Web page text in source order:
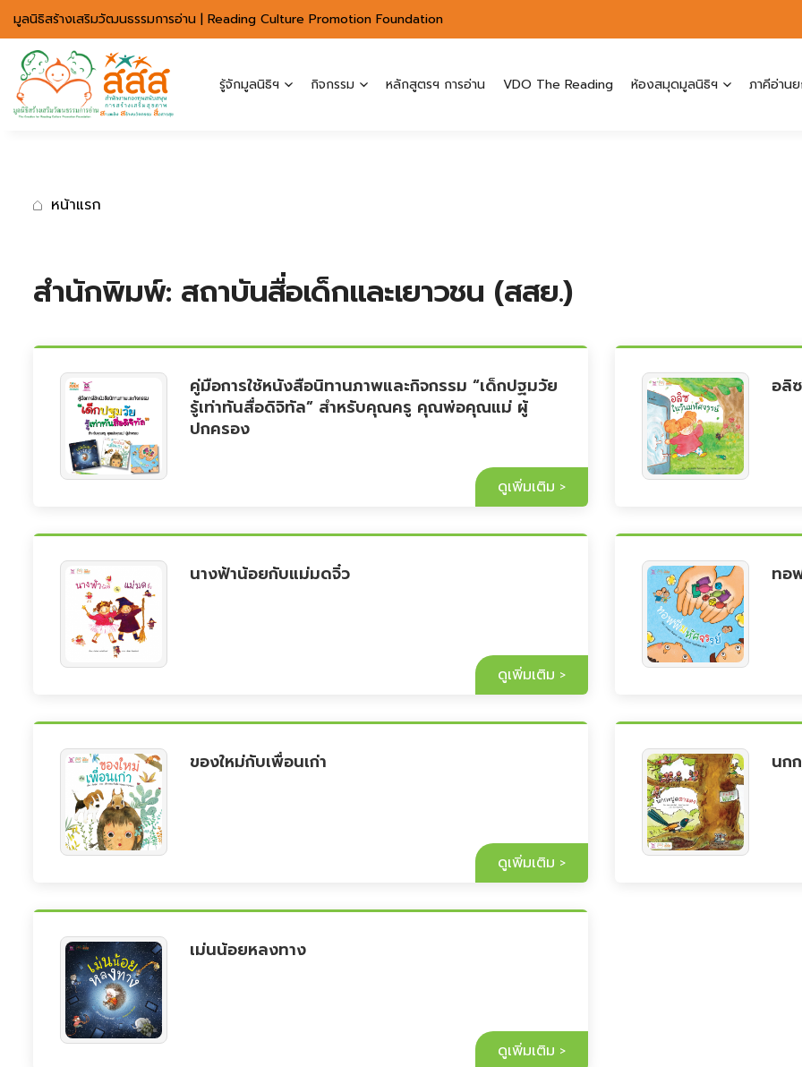
มาตรฐานการเข้าถึงเว็บ WCAG 2.2 AA
มูลนิธิสร้างเสริมวัฒนธรรมการอ่าน | Reading Culture Promotion Foundation
รู้จักมูลนิธิฯ กิจกรรม หลักสูตรฯ การอ่าน VDO The Reading ห้องสมุดมูลนิธิฯ ภาคีอ่าน
หน้าแรก
สำนักพิมพ์: สถาบันสื่อเด็กและเยาวชน (สสย.)
คู่มือการใช้หนังสือนิทานภาพและกิจกรรม “เด็กปฐมวัย
รู้เท่าทันสื่อดิจิทัล” สำหรับคุณครู คุณพ่อคุณแม่ ผู้
ปกครอง
ดูเพิ่มเติม
อลิ
นางฟ้าน้อยกับแม่มดจิ๋ว
ดูเพิ่มเติม
ทอ
ของใหม่กับเพื่อนเก่า
ดูเพิ่มเติม
นก
เม่นน้อยหลงทาง
ดูเพิ่มเติม